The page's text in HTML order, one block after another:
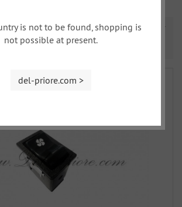
is not to be found, shopping is
not possible at present.
del-priore.com >